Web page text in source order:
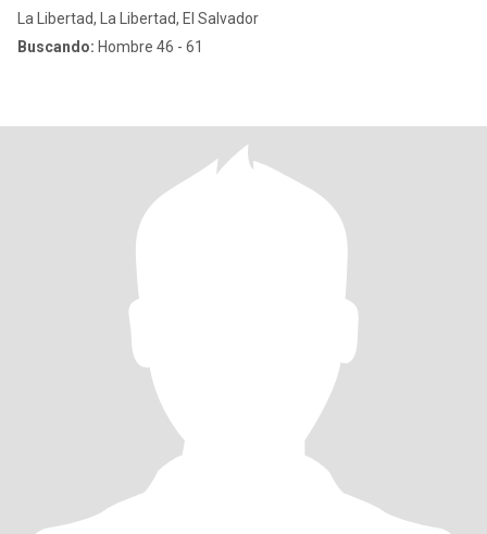
La Libertad, La Libertad, El Salvador
Buscando: Hombre 46 - 61